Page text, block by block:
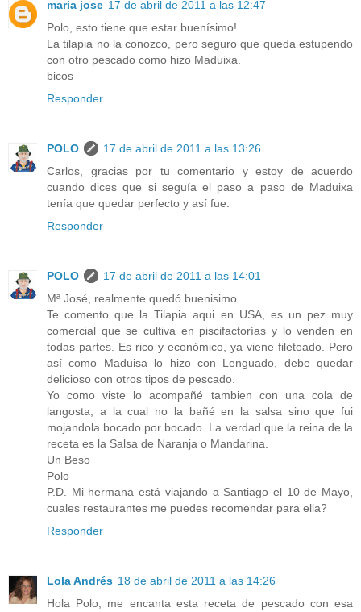
maria jose 17 de abril de 2011 a las 12:47
Polo, esto tiene que estar buenísimo!
La tilapia no la conozco, pero seguro que queda estupendo
con otro pescado como hizo Maduixa.
bicos
Responder
POLO
17 de abril de 2011 a las 13:26
Carlos, gracias por tu comentario y estoy de acuerdo
cuando dices que si seguía el paso a paso de Maduixa
tenía que quedar perfecto y así fue.
Responder
POLO
17 de abril de 2011 a las 14:01
Mª José, realmente quedó buenisimo.
Te comento que la Tilapia aqui en USA, es un pez muy
comercial que se cultiva en piscifactorías y lo venden en
todas partes. Es rico y económico, ya viene fileteado. Pero
así como Maduisa lo hizo con Lenguado, debe quedar
delicioso con otros tipos de pescado.
Yo como viste lo acompañé tambien con una cola de
langosta, a la cual no la bañé en la salsa sino que fui
mojandola bocado por bocado. La verdad que la reina de la
receta es la Salsa de Naranja o Mandarina.
Un Beso
Polo
P.D. Mi hermana está viajando a Santiago el 10 de Mayo,
cuales restaurantes me puedes recomendar para ella?
Responder
Lola Andrés 18 de abril de 2011 a las 14:26
Hola Polo, me encanta esta receta de pescado con esa